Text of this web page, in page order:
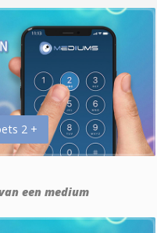
2 +
een medium